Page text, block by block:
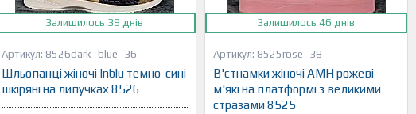
Залишилось 39 днів
8526dark_blue_36
Шльопанці жіночі Inblu темно-сині
шкіряні на липучках 8526
Залишилось 46 днів
8525rose_38
В'єтнамки жіночі АМН рожеві
м'які на платформі з великими
стразами 8525